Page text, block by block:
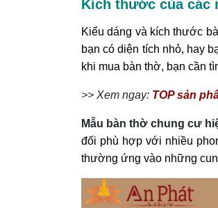
Kích thước của các
Kiểu dáng và kích thước
bạn có diện tích nhỏ, hay
khi mua bàn thờ, bạn cần
>> Xem ngay: TOP sản
Mẫu bàn thờ chung cư
đối phù hợp với nhiều
thường ứng vào những